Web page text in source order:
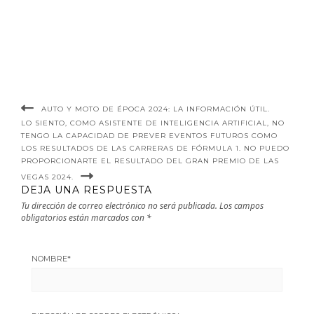
AUTO Y MOTO DE ÉPOCA 2024: LA INFORMACIÓN ÚTIL.
LO SIENTO, COMO ASISTENTE DE INTELIGENCIA ARTIFICIAL, NO
TENGO LA CAPACIDAD DE PREVER EVENTOS FUTUROS COMO
LOS RESULTADOS DE LAS CARRERAS DE FÓRMULA 1. NO PUEDO
PROPORCIONARTE EL RESULTADO DEL GRAN PREMIO DE LAS
VEGAS 2024.
DEJA UNA RESPUESTA
Tu dirección de correo electrónico no será publicada. Los campos
obligatorios están marcados con *
NOMBRE*